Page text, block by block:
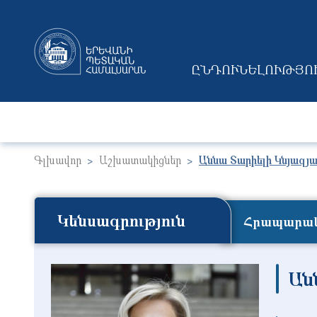
MAIN
Գլխավոր Աշխատակիցներ Աննա Տարիելի
Կենսագրություն